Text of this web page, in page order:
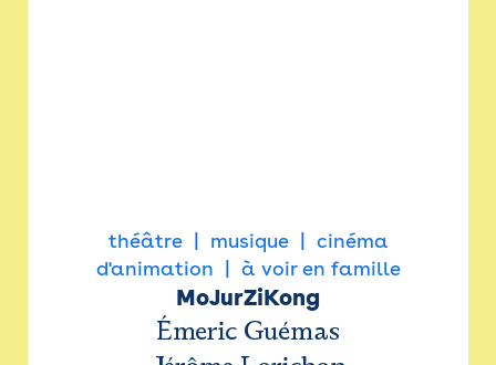
théâtre musique
cinéma
d'animation
à voir en famille
MoJurZiKong
Émeric Guémas